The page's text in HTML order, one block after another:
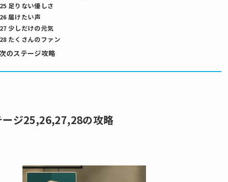
足りない優しさ
届けたい声
少しだけの元気
たくさんのファン
のステージ攻略
ージ25,26,27,28の攻略